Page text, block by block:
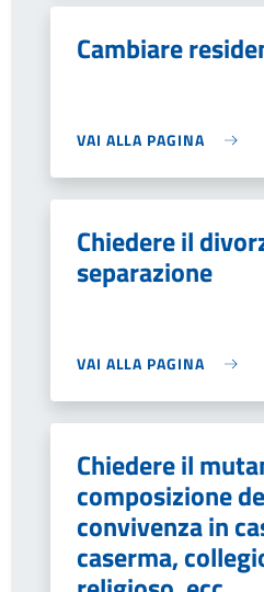
Cambiare
VAI ALLA PAGINA
Chiedere il
separazione
VAI ALLA PAGINA
Chiedere il
composizione
convivenza in
caserma,